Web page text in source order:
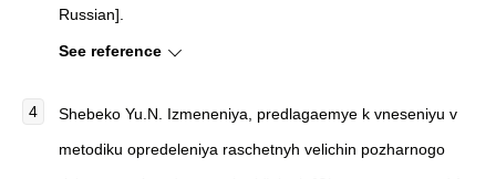
Russian].
See reference
Shebeko Yu.N. Izmeneniya, predlagaemye k vneseniyu v
metodiku opredeleniya raschetnyh velichin pozharnogo